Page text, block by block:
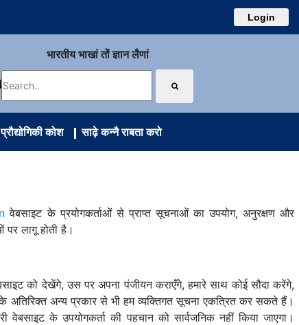
Login
भारतीय भाखां तों ज्ञान लैणां
कोश साढ़े कन्नै राबता करो
वेबसाइट के प्रयोगकर्ताओं से प्राप्त सूचनाओं का उपयोग, अनुरक्षण और
लागू होती है।
को देखेंगे, उस पर अपना पंजीयन कराएँगे, हमारे साथ कोई सौदा करेंगे,
अतिरिक्त अन्य प्रकार से भी हम व्यक्तिगत सूचना एकत्रित कर सकते हैं।
के उपयोगकर्ता की पहचान को सार्वजनिक नहीं किया जाएगा।